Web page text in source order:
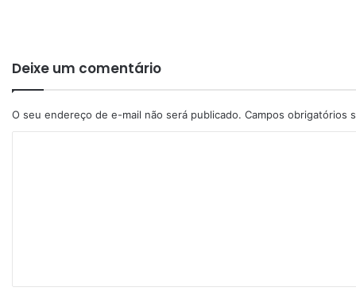
Deixe um comentário
O seu endereço de e-mail não será publicado. Campos obrigatórios